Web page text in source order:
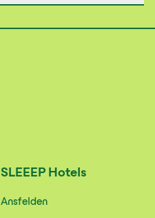
SLEEEP Hotels
Ansfelden